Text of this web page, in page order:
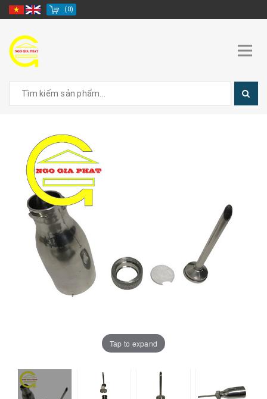
(0)
Tap to expand